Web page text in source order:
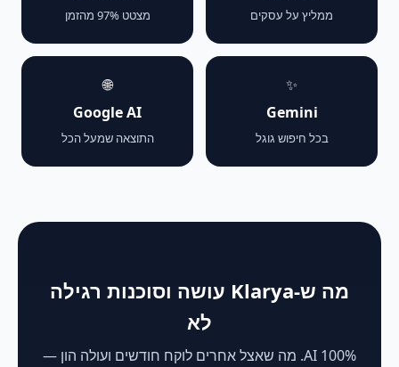
ממליץ על עסקים מצטט 97% מהזמן
✨
Gemini
בכל חיפוש גוגל
🌐
Google AI
התוצאה שמעל הכל
מה ש-Klarya עושה וסוכנות רגילה
לא
100% AI. מה שאצל אחרים לוקח חודשים ועולה הון —